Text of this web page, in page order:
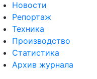
Новости
Репортаж
Техника
Производство
Статистика
Архив журнала